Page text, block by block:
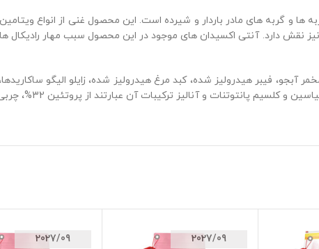
ها و گربه های مادر باردار و شیرده است. این محصول غنی از انواع
دارد. آنتی اکسیدان های موجود در این محصول سبب مهار رادیکال
فیبر هیدرولیز شده، کبد مرغ هیدرولیز شده، زایلو الیگو
ترکیبات آن عبارتند از پروتئین 32%، چربی 22%، مواد معدنی 7% و فیبر 2% است.
2027/09
2027/09